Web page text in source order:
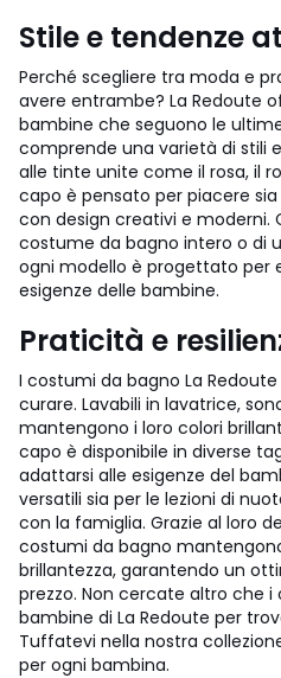
Stile e tendenze
Perché scegliere tra moda e
avere entrambe? La Redoute
bambine che seguono le
comprende una varietà di stili
alle tinte unite come il rosa, il
capo è pensato per piacere
con design creativi e moderni.
costume da bagno intero o di
ogni modello è progettato per
esigenze delle bambine.
Praticità e
I costumi da bagno La
curare. Lavabili in lavatrice,
mantengono i loro colori
capo è disponibile in diverse
adattarsi alle esigenze del
versatili sia per le lezioni di
con la famiglia. Grazie al loro
costumi da bagno
brillantezza, garantendo un
prezzo. Non cercate altro che
bambine di La Redoute per
Tuffatevi nella nostra
per ogni bambina.